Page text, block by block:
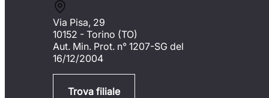
Via Pisa, 29
10152 - Torino (TO)
Aut. Min. Prot. n° 1207-SG del
16/12/2004
Trova filiale